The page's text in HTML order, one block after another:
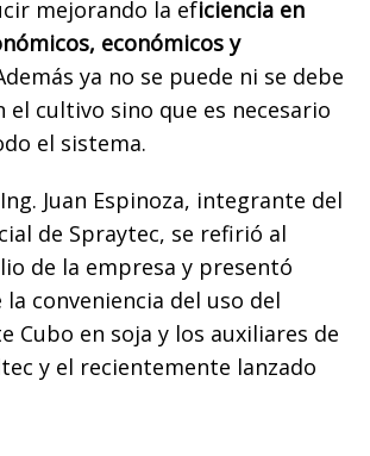
mejorando la eficiencia en
económicos y
ya no se puede ni se debe
el cultivo sino que es necesario
el sistema.
Juan Espinoza, integrante del
de Spraytec, se refirió al
de la empresa y presentó
la conveniencia del uso del
Cubo en soja y los auxiliares de
y el recientemente lanzado